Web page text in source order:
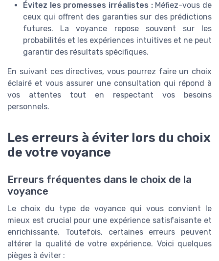
Évitez les promesses irréalistes :Méfiez-vous de
ceux qui offrent des garanties sur des prédictions
futures. La voyance repose souvent sur les
probabilités et les expériences intuitives et ne peut
garantir des résultats spécifiques.
En suivant ces directives, vous pourrez faire un choix
éclairé et vous assurer une consultation qui répond à
vos attentes tout en respectant vos besoins
personnels.
Les erreurs à éviter lors du choix
de votre voyance
Erreurs fréquentes dans le choix de la
voyance
Le choix du type de voyance qui vous convient le
mieux est crucial pour une expérience satisfaisante et
enrichissante. Toutefois, certaines erreurs peuvent
altérer la qualité de votre expérience. Voici quelques
pièges à éviter :